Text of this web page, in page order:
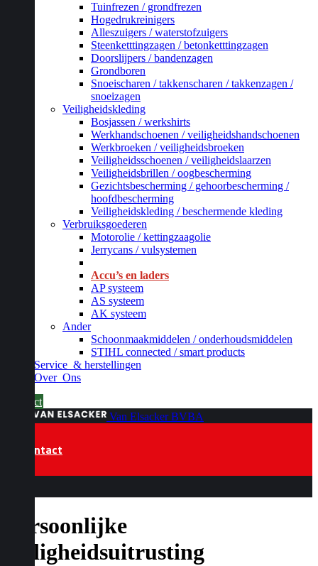
Tuinfrezen / grondfrezen
Hogedrukreinigers
Alleszuigers / waterstofzuigers
Steenketttingzagen / betonketttingzagen
Doorslijpers / bandenzagen
Grondboren
Snoeischaren / takkenscharen / takkenzagen /
snoeizagen
Veiligheidskleding
Bosjassen / werkshirts
Werkhandschoenen / veiligheidshandschoenen
Werkbroeken / veiligheidsbroeken
Veiligheidsschoenen / veiligheidslaarzen
Veiligheidsbrillen / oogbescherming
Gezichtsbescherming / gehoorbescherming /
hoofdbescherming
Veiligheidskleding / beschermende kleding
Verbruiksgoederen
Motorolie / kettingzaagolie
Jerrycans / vulsystemen
Accu’s en laders
AP systeem
AS systeem
AK systeem
Ander
Schoonmaakmiddelen / onderhoudsmiddelen
STIHL connected / smart products
Service & herstellingen
Over Ons
Contact
Van Elsacker BVBA
Contact
Persoonlijke
veiligheidsuitrusting